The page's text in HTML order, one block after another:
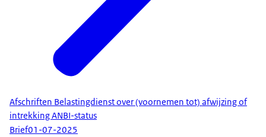
Afschriften Belastingdienst over (voornemen tot) afwijzing of
intrekking ANBI-status
Brief01-07-2025